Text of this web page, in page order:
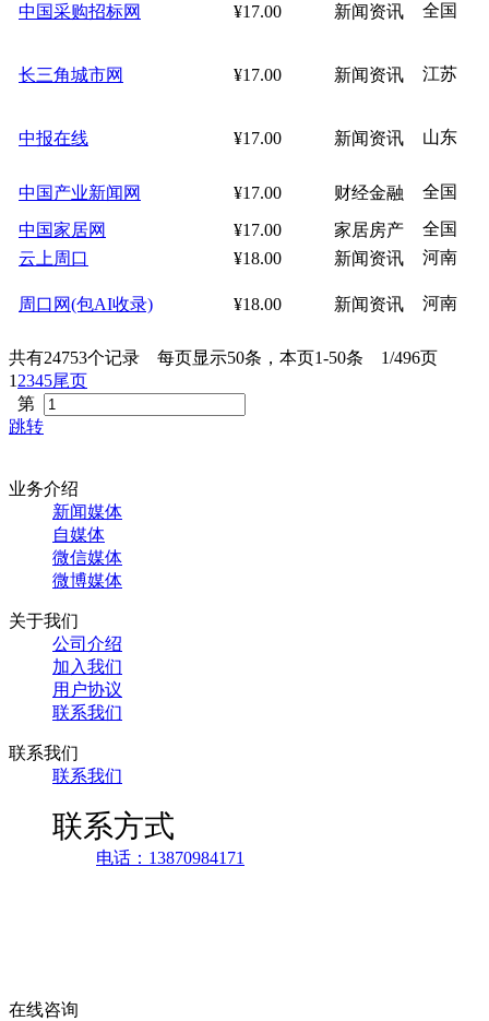
中国采购招标网 ¥17.00 新闻资讯 全国
长三角城市网 ¥17.00 新闻资讯 江苏
中报在线 ¥17.00 新闻资讯 山东
中国产业新闻网 ¥17.00 财经金融 全国
中国家居网 ¥17.00 家居房产
全国
云上周口
¥18.00 新闻资讯 河南
周口网(包AI收录) ¥18.00 新闻资讯 河南
共有24753个记录 每页显示50条，本页1-50条 1/496页
1 2345尾页
第
跳转
业务介绍
新闻媒体
自媒体
微信媒体
微博媒体
关于我们
公司介绍
加入我们
用户协议
联系我们
联系我们
联系我们
联系方式
电话：13870984171
在线咨询